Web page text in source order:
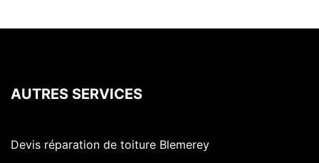
AUTRES SERVICES
Devis réparation de toiture Blemerey